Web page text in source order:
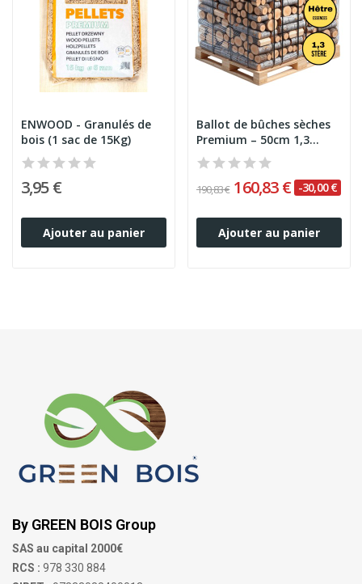
ENWOOD - Granulés de
bois (1 sac de 15Kg)
3,95 €
Ajouter au panier
Ballot de bûches sèches
Premium – 50cm 1,3...
190,83 € 160,83 € -30,00 €
Ajouter au panier
By GREEN BOIS Group
SAS au capital 2000€
RCS : 978 330 884